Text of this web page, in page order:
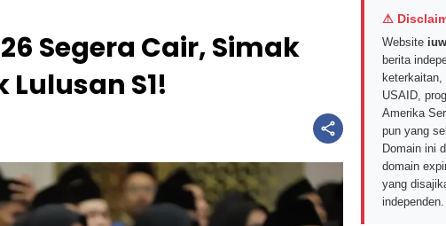
Segera Cair, Simak
S1!
⚠
Website
berita
keterkaitan,
USAID,
Amerika
pun yang
Domain ini
domain
yang
independen.